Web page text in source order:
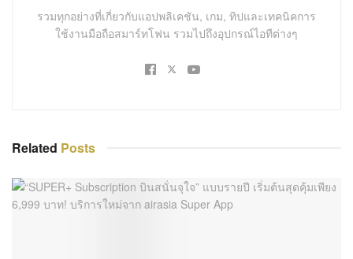
รวมทุกอย่างที่เกี่ยวกับแอปพลิเคชัน, เกม, ทิปและเทคนิคการ
ใช้งานมือถือสมาร์ทโฟน รวมไปถึงอุปกรณ์ไอทีต่างๆ
Related Posts